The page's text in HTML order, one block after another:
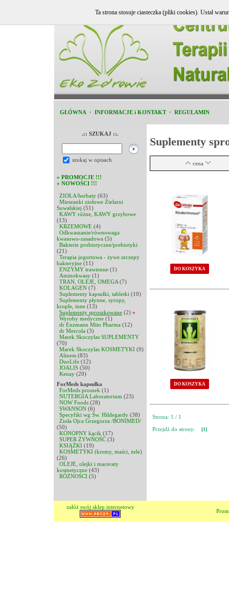
GŁÓWNA · INFORMACJE i KONTAKT · REGULAMIN
.:: SZUKAJ ::.
szukaj w opisach
» PROMOCJE !!!
» NOWOŚCI !!!
ZIOŁA/herbaty (63)
Mieszanki ziołowe Zielarni
Suwalskiej (51)
KAWY różne, KAWY grzybowe
(13)
KRZEMOWE (4)
Odkwaszanie/równowaga
kwasowo-zasadowa (5)
Bakterie probiotyczne/prebiotyki
(21)
Terapia jogurtowa - żywe szczepy
bakteryjne (11)
ENZYMY trawienne (1)
Aminokwasy (1)
TRAN, OLEJE, OMEGA (7)
KOLAGEN (7)
Suplementy kapsułki, tabletki (10)
Suplementy płynne, syropy,
krople, inne (13)
Suplementy sproszkowane (2) »
Wyroby medyczne (1)
dr Enzmann Mito Pharma (12)
dr Mercola (3)
Marek Skoczylas SUPLEMENTY
(70)
Marek Skoczylas KOSMETYKI (9)
Aliness (83)
DuoLife (12)
JOALIS (50)
Kenay (20)
ForMeds kapsułka
ForMeds proszek (1)
NUTERGIA Laboratorium (23)
NOW Foods (28)
SWANSON (6)
Specyfiki wg Św. Hildegardy (38)
Zioła Ojca Grzegorza /BONIMED/
(50)
KONOPNY kącik (17)
SUPER ŻYWNOŚĆ (3)
KSIĄŻKI (19)
KOSMETYKI (kremy, maści, żele)
(26)
OLEJE, olejki i maceraty
kosmetyczne (43)
RÓŻNOŚCI (5)
Suplementy
cena
DO KOSZYKA
DO KOSZYKA
Strona: 1 / 1
Przejdź do strony:
[1]
załóż swój sklep internetowy
Ta strona stosuje ciasteczka (pliki cookies). Ustal